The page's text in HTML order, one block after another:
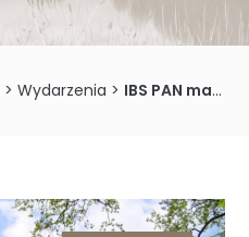
>Wydarzenia > IBS PAN ma 60 lat!